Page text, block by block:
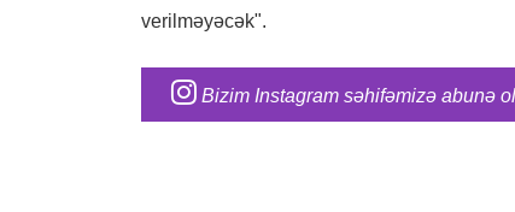
verilməyəcək".
Bizim Instagram səhifəmizə abunə